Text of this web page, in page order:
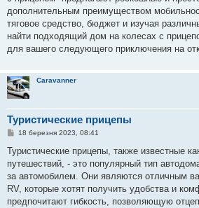
дополнительным преимуществом
тяговое средство, бюджет и изучая
найти подходящий дом на колесах с
для вашего следующего приключения на
Caravanner
Туристические прицепы
П
в
д
о
л
е
18 березня 2023, 08:41
Туристические прицепы, также известные
путешествий, - это популярный тип
за автомобилем. Они являются отличным
RV, которые хотят получить удобства и
предпочитают гибкость, позволяющую